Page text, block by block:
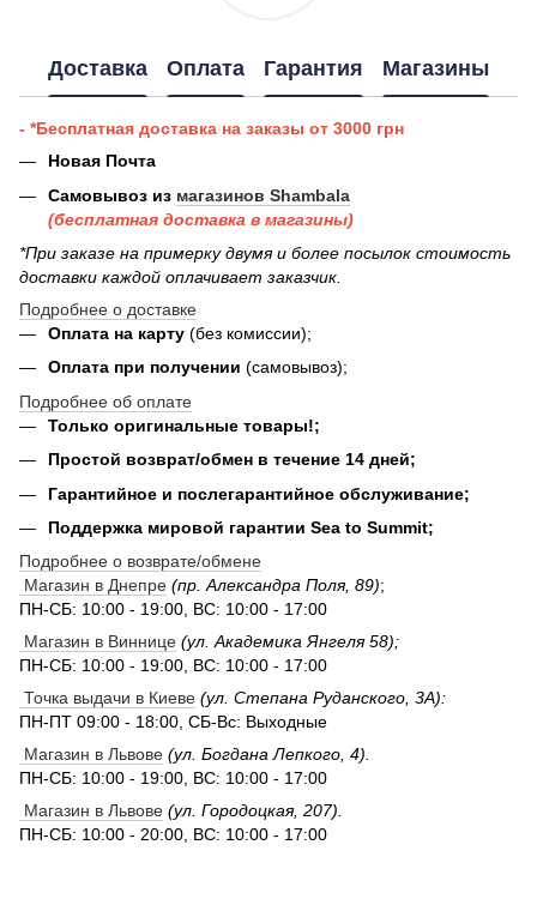
Доставка Оплата Гарантия Магазины
- *Бесплатная доставка на заказы от 3000 грн
Новая Почта
Самовывоз из магазинов Shambala
(бесплатная доставка в магазины)
*При заказе на примерку двумя и более посылок стоимость
доставки каждой оплачивает заказчик.
Подробнее о доставке
Оплата на карту (без комиссии);
Оплата при получении (самовывоз);
Подробнее об оплате
Только оригинальные товары!;
Простой возврат/обмен в течение 14 дней;
Гарантийное и послегарантийное обслуживание;
Поддержка мировой гарантии Sea to Summit;
Подробнее о возврате/обмене
Магазин в Днепре (пр. Александра Поля, 89);
ПН-СБ: 10:00 - 19:00, ВС: 10:00 - 17:00
Магазин в Виннице (ул. Академика Янгеля 58);
ПН-СБ: 10:00 - 19:00, ВС: 10:00 - 17:00
Точка выдачи в Киеве (ул. Степана Руданского, 3А):
ПН-ПТ 09:00 - 18:00, СБ-Вс: Выходные
Магазин в Львове (ул. Богдана Лепкого, 4).
ПН-СБ: 10:00 - 19:00, ВС: 10:00 - 17:00
Магазин в Львове (ул. Городоцкая, 207).
ПН-СБ: 10:00 - 20:00, ВС: 10:00 - 17:00